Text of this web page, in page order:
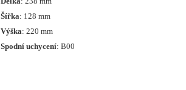
Šířka: 128 mm
Výška: 220 mm
Spodní uchycení: B00